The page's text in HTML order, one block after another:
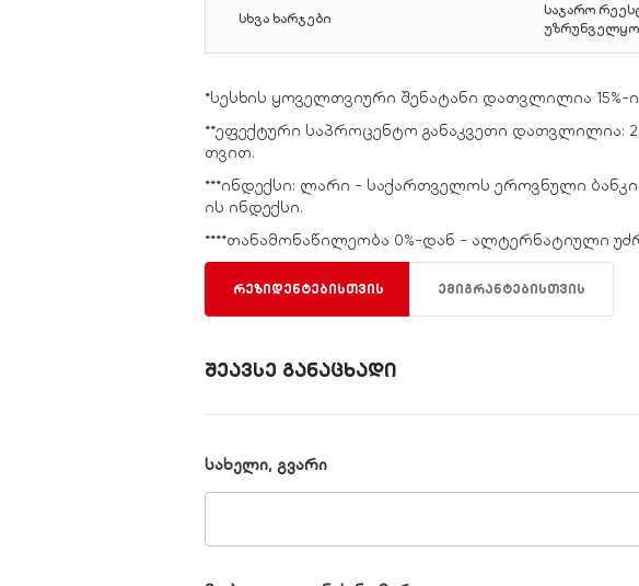
სხვა ხარჯები
საჯარო
*სესხის ყოველთვიური შენატანი დათვლილია
**ეფექტური საპროცენტო განაკვეთი დათვლილია:
თვით.
***ინდექსი: ლარი - საქართველოს ეროვნული
ის ინდექსი.
****თანამონაწილეობა 0%-დან - ალტერნატიული
რეზიდენტებისთვის ემიგრანტებისთვის
შეავსე განაცხადი
სახელი, გვარი